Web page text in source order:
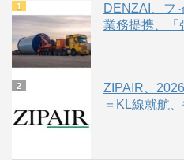
DENZAI、フ
業務提携、「
ZIPAIR、
＝KL線就航